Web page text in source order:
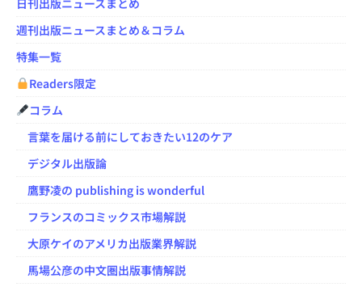
週刊出版ニュースまとめ＆コラム
特集一覧
Readers限定
コラム
言葉を届ける前にしておきたい12のケア
デジタル出版論
鷹野凌の publishing is wonderful
フランスのコミックス市場解説
大原ケイのアメリカ出版業界解説
馬場公彦の中文圏出版事情解説